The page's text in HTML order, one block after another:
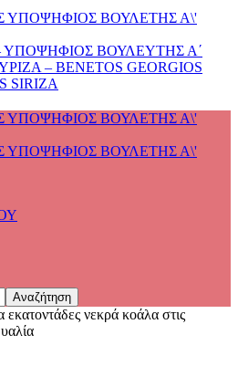
ΥΠΟΨΗΦΙΟΣ ΒΟΥΛΕΥΤΗΣ Α΄
– BENETOS GEORGIOS
SIRIZA
εκατοντάδες νεκρά κοάλα στις